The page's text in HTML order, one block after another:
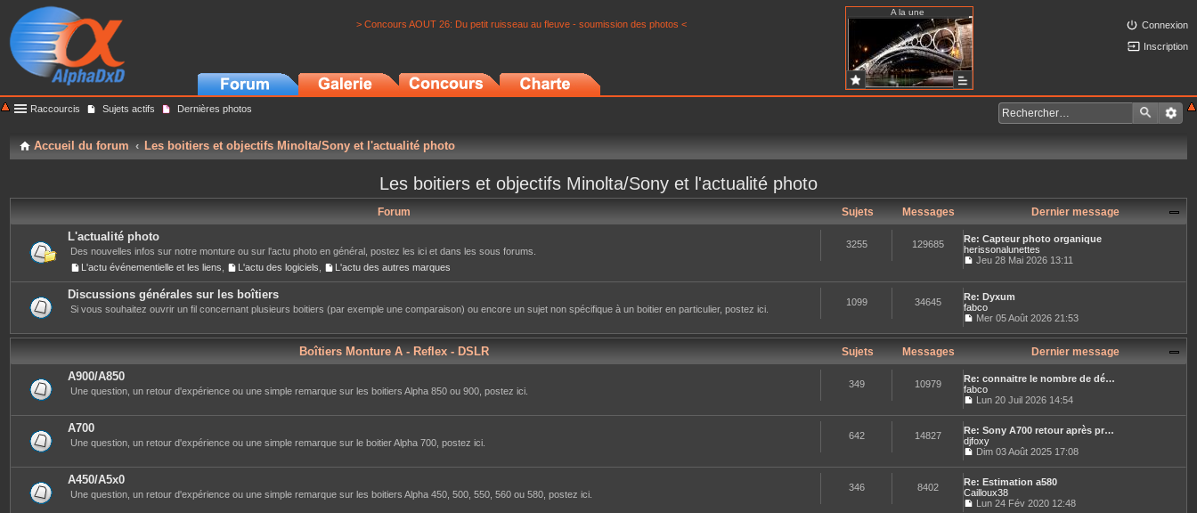
> Concours AOUT 26: Du petit ruisseau au fleuve - soumission des photos <
A la une
Connexion
Inscription
Raccourcis Sujets actifs Dernières photos
Accueil du forum Les boitiers et objectifs Minolta/Sony et l'actualité photo
Les boitiers et objectifs Minolta/Sony et l'actualité photo
Forum Sujets Messages Dernier message
L'actualité photo
Des nouvelles infos sur notre monture ou sur l'actu photo en général, postez les ici et dans les sous forums.
L'actu événementielle et les liens
L'actu des logiciels L'actu des autres marques
3255 129685
Re: Capteur photo organique
herissonalunettes
o
s
u
t
l
e
d
e
n
i
e
s
s
a
Jeu 28 Mai 2026 13:11
Discussions générales sur les boîtiers
Si vous souhaitez ouvrir un fil concernant plusieurs boitiers (par exemple une comparaison) ou encore un sujet non spécifique à un boitier en particulier, postez ici.
1099 34645
Re: Dyxum
fabco
o
l
t
e
e
d
e
r
i
e
Mer 05 Août 2026 21:53
Boîtiers Monture A - Reflex - DSLR Sujets Messages Dernier message
A900/A850
Une question, un retour d'expérience ou une simple remarque sur les boitiers Alpha 850 ou 900, postez ici.
349 10979
Re: connaitre le nombre de dé…
fabco
o
n
s
u
e
r
Lun 20 Juil 2026 14:54
A700
Une question, un retour d'expérience ou une simple remarque sur le boitier Alpha 700, postez ici.
642 14827
Re: Sony A700 retour après pr…
djfoxy
o
n
s
u
Dim 03 Août 2025 17:08
A450/A5x0
Une question, un retour d'expérience ou une simple remarque sur les boitiers Alpha 450, 500, 550, 560 ou 580, postez ici.
346 8402
Re: Estimation a580
Cailloux38
Lun 24 Fév 2020 12:48